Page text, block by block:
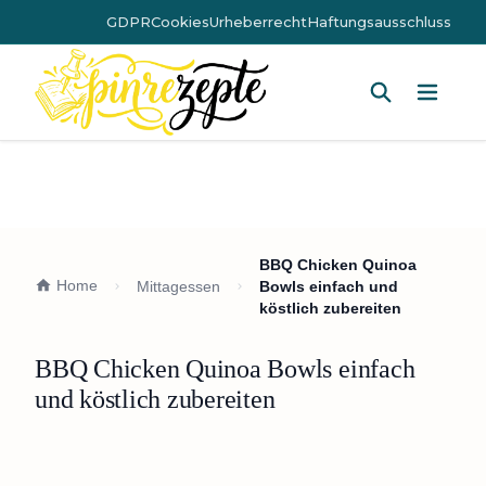
GDPRCookiesUrheberrechtHaftungsausschluss
Home Mittagessen
BBQ Chicken Quinoa
Bowls einfach und
köstlich zubereiten
BBQ Chicken Quinoa Bowls einfach
und köstlich zubereiten